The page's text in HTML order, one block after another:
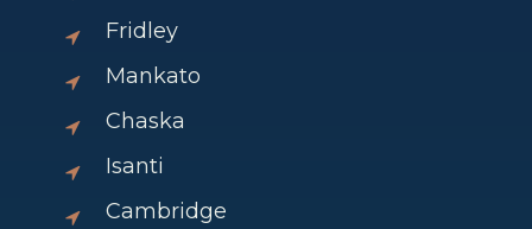
Fridley
Mankato
Chaska
Isanti
Cambridge